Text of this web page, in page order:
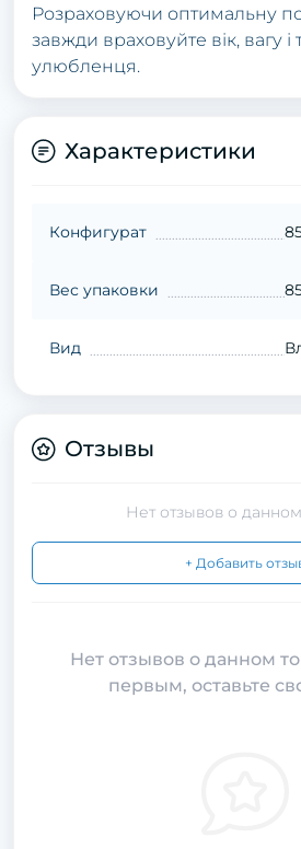
Розраховуючи оптимальну
завжди враховуйте вік, вагу
улюбленця.
Характеристики
Конфигурат
Вес упаковки
Вид
Отзывы
Нет отзывов о
+ Добавить
Нет отзывов о данном
первым, оставьте